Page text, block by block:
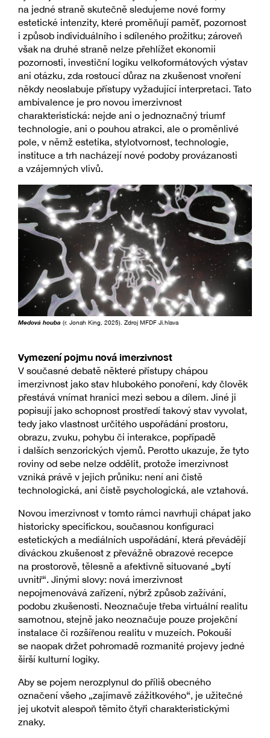
na jedné straně skutečně sledujeme nové formy
estetické intenzity, které proměňují paměť, pozornost
i způsob individuálního i sdíleného prožitku; zároveň
však na druhé straně nelze přehlížet ekonomii
pozornosti, investiční logiku velkoformátových výstav
ani otázku, zda rostoucí důraz na zkušenost vnoření
někdy neoslabuje přístupy vyžadující interpretaci. Tato
ambivalence je pro novou imerzivnost
charakteristická: nejde ani o jednoznačný triumf
technologie, ani o pouhou atrakci, ale o proměnlivé
pole, v němž estetika, stylotvornost, technologie,
instituce a trh nacházejí nové podoby provázanosti
a vzájemných vlivů.
Medová houba (r. Jonah King, 2025). Zdroj MFDF Ji.hlava
Vymezení pojmu nová imerzivnost
V současné debatě některé přístupy chápou
imerzivnost jako stav hlubokého ponoření, kdy člověk
přestává vnímat hranici mezi sebou a dílem. Jiné ji
popisují jako schopnost prostředí takový stav vyvolat,
tedy jako vlastnost určitého uspořádání prostoru,
obrazu, zvuku, pohybu či interakce, popřípadě
i dalších senzorických vjemů. Perotto ukazuje, že tyto
roviny od sebe nelze oddělit, protože imerzivnost
vzniká právě v jejich průniku: není ani čistě
technologická, ani čistě psychologická, ale vztahová.
Novou imerzivnost v tomto rámci navrhuji chápat jako
historicky specifickou, současnou konfiguraci
estetických a mediálních uspořádání, která převádějí
diváckou zkušenost z převážně obrazové recepce
na prostorově, tělesně a afektivně situované „bytí
uvnitř“. Jinými slovy: nová imerzivnost
nepojmenovává zařízení, nýbrž způsob zažívání,
podobu zkušenosti. Neoznačuje třeba virtuální realitu
samotnou, stejně jako neoznačuje pouze projekční
instalace či rozšířenou realitu v muzeích. Pokouší
se naopak držet pohromadě rozmanité projevy jedné
širší kulturní logiky.
Aby se pojem nerozplynul do příliš obecného
označení všeho „zajímavě zážitkového“, je užitečné
jej ukotvit alespoň těmito čtyři charakteristickými
znaky.